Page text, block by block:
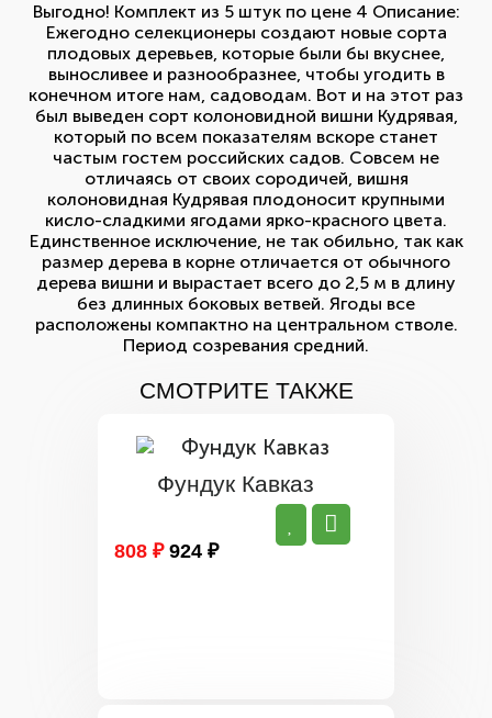
Выгодно! Комплект из 5 штук по цене 4 Описание:
Ежегодно селекционеры создают новые сорта
плодовых деревьев, которые были бы вкуснее,
выносливее и разнообразнее, чтобы угодить в
конечном итоге нам, садоводам. Вот и на этот раз
был выведен сорт колоновидной вишни Кудрявая,
который по всем показателям вскоре станет
частым гостем российских садов. Совсем не
отличаясь от своих сородичей, вишня
колоновидная Кудрявая плодоносит крупными
кисло-сладкими ягодами ярко-красного цвета.
Единственное исключение, не так обильно, так как
размер дерева в корне отличается от обычного
дерева вишни и вырастает всего до 2,5 м в длину
без длинных боковых ветвей. Ягоды все
расположены компактно на центральном стволе.
Период созревания средний.
СМОТРИТЕ ТАКЖЕ
Фундук Кавказ
808 ₽ 924 ₽